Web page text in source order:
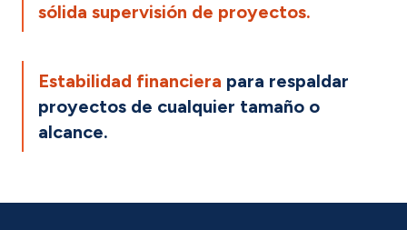
sólida supervisión de proyectos.
Estabilidad financiera para respaldar
proyectos de cualquier tamaño o
alcance.